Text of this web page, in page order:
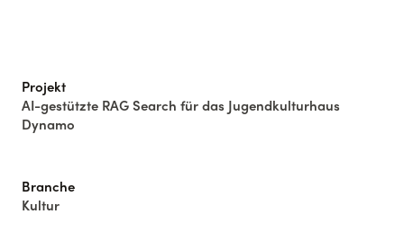
Projekt
AI-gestützte RAG Search für das Jugendkulturhaus
Dynamo
Branche
Kultur